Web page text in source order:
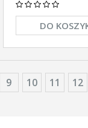
DO
9 10 11 12